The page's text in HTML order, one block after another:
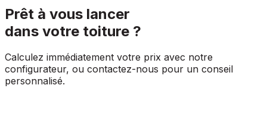
Prêt à vous lancer
dans votre toiture ?
Calculez immédiatement votre prix avec notre
configurateur, ou contactez-nous pour un conseil
personnalisé.